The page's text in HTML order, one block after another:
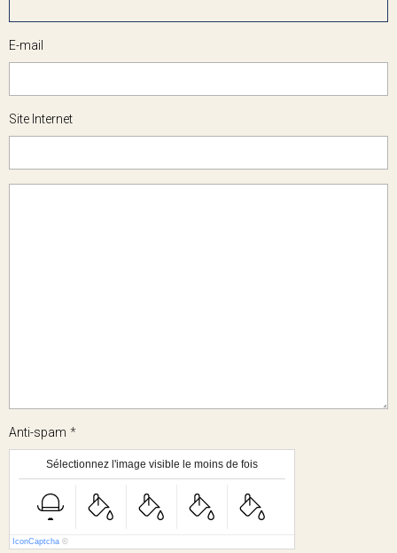
E-mail
Site Internet
Anti-spam
Sélectionnez l'image visible le moins de fois
IconCaptcha ©